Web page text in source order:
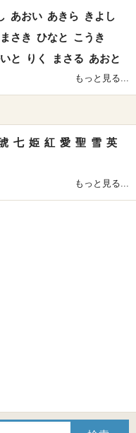
あおい あきら きよし
まさき ひなと こうき
と りく まさる あおと
もっと見る...
七 姫 紅 愛 聖 雪 英
もっと見る...